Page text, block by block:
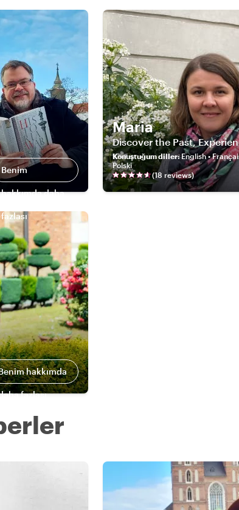
Benim
hakkımda daha
fazlası
Maria
Discover the Past,
Konuştuğum diller:English •
Polski
(18 reviews)
hakkımda
fazlası